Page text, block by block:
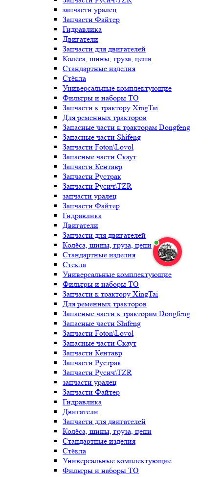
запчасти уралец
Запчасти Файтер
Гидравлика
Двигатели
Запчасти для двигателей
Колёса, шины, груза, цепи
Стандартные изделия
Стёкла
Универсальные комплектующие
Фильтры и наборы ТО
Запчасти к трактору XingTai
Для ременных тракторов
Запасные части к тракторам Dongfeng
Запасные части Shifeng
Запчасти Foton\Lovol
Запасные части Скаут
Запчасти Кентавр
Запчасти Рустрак
Запчасти Русич\TZR
запчасти уралец
Запчасти Файтер
Гидравлика
Двигатели
Запчасти для двигателей
Колёса, шины, груза, цепи
Стандартные изделия
Стёкла
Универсальные комплектующие
Фильтры и наборы ТО
Запчасти к трактору XingTai
Для ременных тракторов
Запасные части к тракторам Dongfeng
Запасные части Shifeng
Запчасти Foton\Lovol
Запасные части Скаут
Запчасти Кентавр
Запчасти Рустрак
Запчасти Русич\TZR
запчасти уралец
Запчасти Файтер
Гидравлика
Двигатели
Запчасти для двигателей
Колёса, шины, груза, цепи
Стандартные изделия
Стёкла
Универсальные комплектующие
Фильтры и наборы ТО